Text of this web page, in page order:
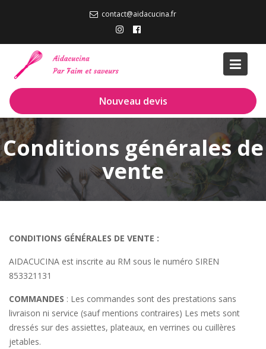
n
t
e
n
contact@aidacucina.fr
Nouveau devis
Conditions générales de
vente
CONDITIONS GÉNÉRALES DE VENTE :
AIDACUCINA est inscrite au RM sous le numéro SIREN
853321131
COMMANDES : Les commandes sont des prestations sans
livraison ni service (sauf mentions contraires) Les mets sont
dressés sur des assiettes, plateaux, en verrines ou cuillères
jetables.